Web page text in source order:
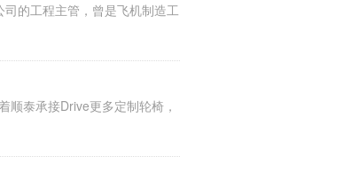
的工程主管，曾是飞机制造工
泰承接Drive更多定制轮椅，